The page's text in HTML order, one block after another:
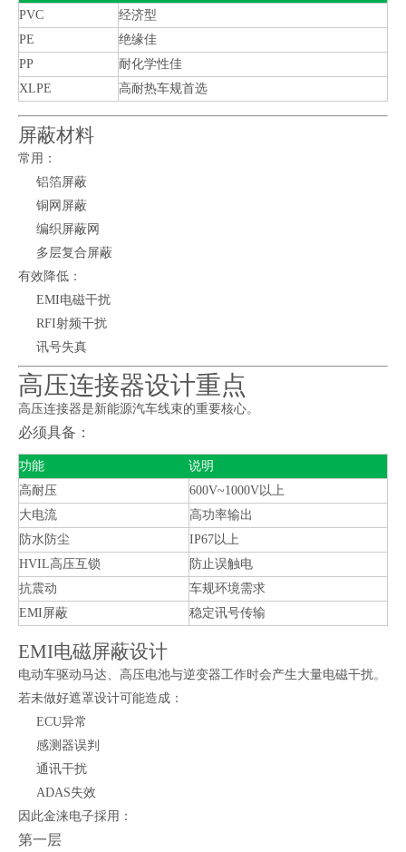
PVC
经济型
PE
绝缘佳
PP
耐化学性佳
XLPE
高耐热车规首选
屏蔽材料
常用：
铝箔屏蔽
铜网屏蔽
编织屏蔽网
多层复合屏蔽
有效降低：
EMI电磁干扰
RFI射频干扰
讯号失真
高压连接器设计重点
高压连接器是新能源汽车线束的重要核心。
必须具备：
功能
说明
高耐压
600V~1000V以上
大电流
高功率输出
防水防尘
IP67以上
HVIL高压互锁
防止误触电
抗震动
车规环境需求
EMI屏蔽
稳定讯号传输
EMI电磁屏蔽设计
电动车驱动马达、高压电池与逆变器工作时会产生大量电磁干扰。
若未做好遮罩设计可能造成：
ECU异常
感测器误判
通讯干扰
ADAS失效
因此金涞电子採用：
第一层